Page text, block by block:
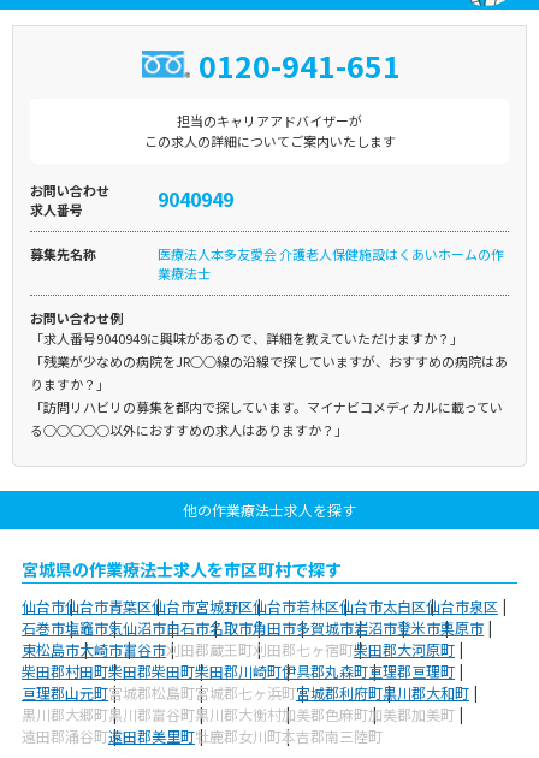
0120-941-651
担当のキャリアアドバイザーが
この求人の詳細についてご案内いたします
お問い合わせ
求人番号
9040949
募集先名称
医療法人本多友愛会 介護老人保健施設はくあいホームの作
業療法士
お問い合わせ例
「求人番号9040949に興味があるので、詳細を教えていただけますか？」
「残業が少なめの病院をJR○○線の沿線で探していますが、おすすめの病院はあ
りますか？」
「訪問リハビリの募集を都内で探しています。マイナビコメディカルに載ってい
る○○○○○以外におすすめの求人はありますか？」
他の作業療法士求人を探す
宮城県の作業療法士求人を市区町村で探す
仙台市仙台市青葉区仙台市宮城野区仙台市若林区仙台市太白区仙台市泉区
石巻市塩竈市気仙沼市白石市名取市角田市多賀城市岩沼市登米市栗原市
東松島市大崎市富谷市刈田郡蔵王町刈田郡七ヶ宿町柴田郡大河原町
柴田郡村田町柴田郡柴田町柴田郡川崎町伊具郡丸森町亘理郡亘理町
亘理郡山元町宮城郡松島町宮城郡七ヶ浜町宮城郡利府町黒川郡大和町
黒川郡大郷町黒川郡富谷町黒川郡大衡村加美郡色麻町加美郡加美町
遠田郡涌谷町遠田郡美里町牡鹿郡女川町本吉郡南三陸町